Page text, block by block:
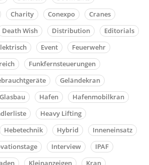
Charity Conexpo
Cranes
Death Wish Distribution
Editorials
Event
Feuerwehr
Funkfernsteuerungen
Geländekran
Glasbau Hafen
Hafenmobilkran
Heavy Lifting
Hebetechnik Hybrid
Inneneinsatz
Interview
IPAF
Kleinanzeigen Kran